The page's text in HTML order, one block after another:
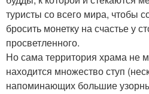
туристы со всего мира, чтобы
бросить монетку на счастье у
просветленного.
Но сама территория храма не
находится множество ступ
напоминающих большие